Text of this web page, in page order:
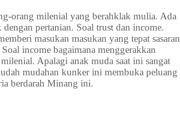
orang milenial yang berahklak mulia. Ada
pertanian. Soal trust dan income.
masukan masukan yang tepat sasaran
income bagaimana menggerakkan
Apalagi anak muda saat ini sangat
mudahan kunker ini membuka peluang
berdarah Minang ini.